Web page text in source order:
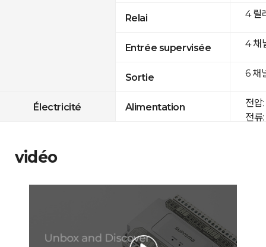
Relai
Entrée supervisée
Sortie
Électricité Alimentation
4 릴
4 채
6 채
전압
전류
vidéo